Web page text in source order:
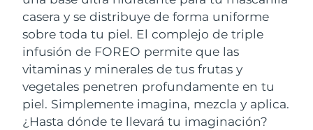
casera y se distribuye de forma uniforme
sobre toda tu piel. El complejo de triple
infusión de FOREO permite que las
vitaminas y minerales de tus frutas y
vegetales penetren profundamente en tu
piel. Simplemente imagina, mezcla y aplica.
¿Hasta dónde te llevará tu imaginación?
For healthy hair
18% PAP
Cosméticos Hombres
Comprar todo
Israel Entrega prevista8/14/26
Italia Entrega prevista
Japón Entrega prevista 8/13/26
Jersey Entrega prevista 8/15/26